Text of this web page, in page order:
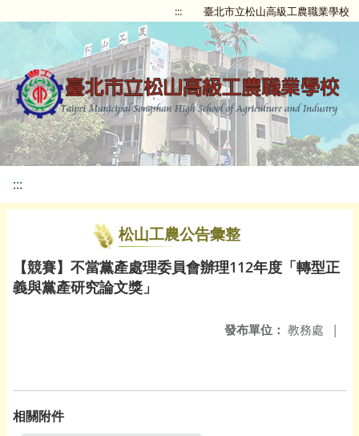
::: 臺北市立松山高級工農職業學校
:::
松山工農公告彙整
【競賽】不當黨產處理委員會辦理112年度「轉型正
義與黨產研究論文獎」
發布單位： 教務處 |
相關附件